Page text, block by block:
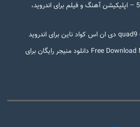
دانلود آیروموزیک 5.5.1 – اپلیکیشن آهنگ و فیلم برای اندروید،
دانلود Free Download Manager 6.30 دانلود منیجر رایگان برای